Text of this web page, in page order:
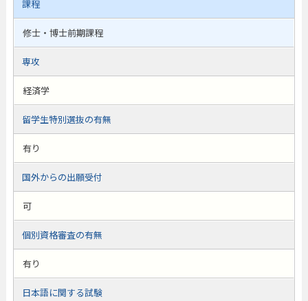
課程
修士・博士前期課程
専攻
経済学
留学生特別選抜の有無
有り
国外からの出願受付
可
個別資格審査の有無
有り
日本語に関する試験